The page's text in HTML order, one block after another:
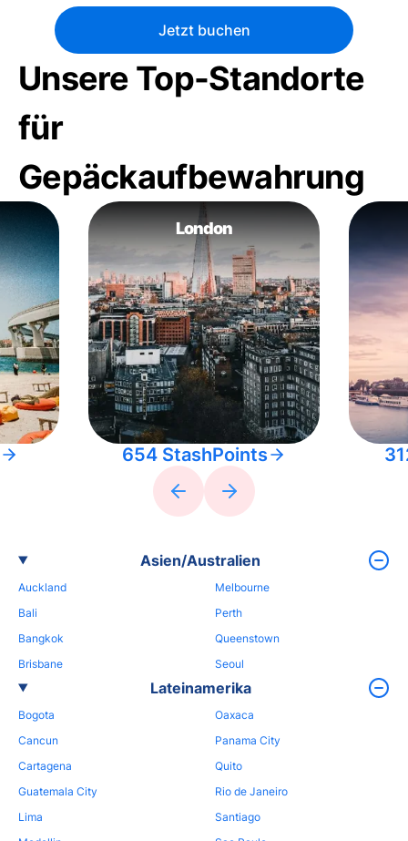
Jetzt buchen
Unsere Top-Standorte
für
Gepäckaufbewahrung
London
654 StashPoints
Asien/Australien
Auckland
Bali
Bangkok
Brisbane
Melbourne
Perth
Queenstown
Seoul
Lateinamerika
Bogota
Cancun
Cartagena
Guatemala City
Lima
Oaxaca
Panama City
Quito
Rio de Janeiro
Santiago